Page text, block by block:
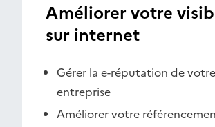
Améliorer votre
sur internet
Gérer la e-réputation de votre
entreprise
Améliorer votre